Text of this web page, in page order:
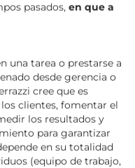
pasados, en que a
una tarea o prestarse a
desde gerencia o
cree que es
clientes, fomentar el
los resultados y
para garantizar
en su totalidad
(equipo de trabajo,